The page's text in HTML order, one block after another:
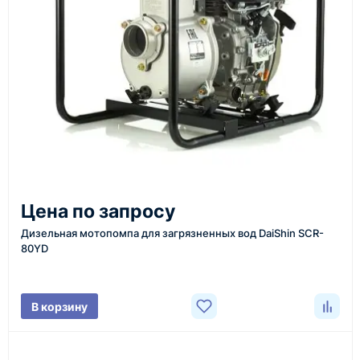
инструменты по номеру телефона в шапке сайта
или через онлайн-форму запроса обратного звонка.
Казахстан и СНГ
доставка оборудования в разные города и
регионы
средний срок доставки по большинству поставок
проверка товара перед отправкой клиенту
Цена по запросу
Дизельная мотопомпа для загрязненных вод DaiShin SCR-
80YD
В корзину